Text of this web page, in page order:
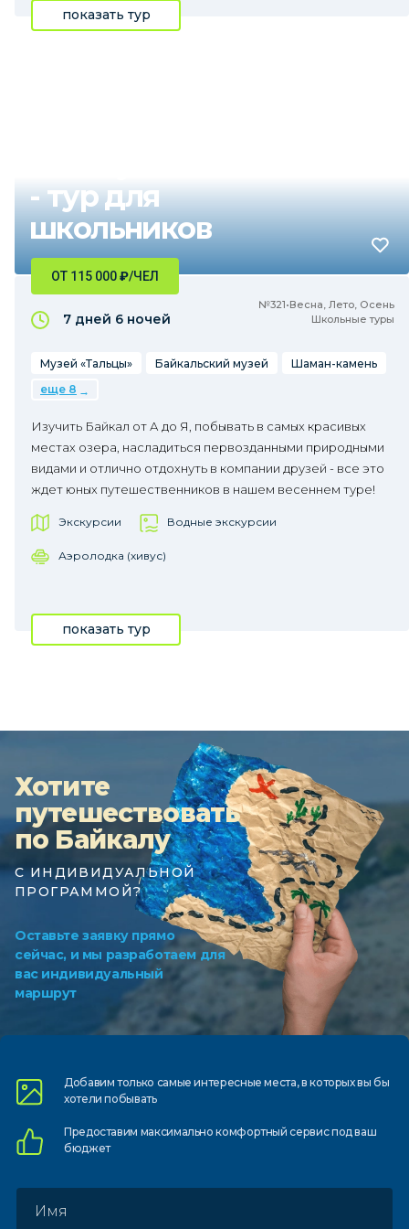
показать тур
- тур для
школьников
№321•Весна, Лето, Осень
Школьные туры
ОТ 115 000₽/ЧЕЛ
7 дней 6 ночей
Музей «Тальцы» Байкальский музей
Шаман-камень
еще 8
Изучить Байкал от А до Я, побывать в самых красивых
местах озера, насладиться первозданными природными
видами и отлично отдохнуть в компании друзей - все это
ждет юных путешественников в нашем весеннем туре!
Экскурсии Водные экскурсии
Аэролодка (хивус)
показать тур
Хотите
путешествовать
по Байкалу
С ИНДИВИДУАЛЬНОЙ
ПРОГРАММОЙ?
Оставьте заявку прямо
сейчас, и мы разработаем для
вас индивидуальный
маршрут
Добавим только самыеинтересные места, в которыхвы бы
хотели побывать
Предоставим максимально комфортныйсервис под ваш
бюджет